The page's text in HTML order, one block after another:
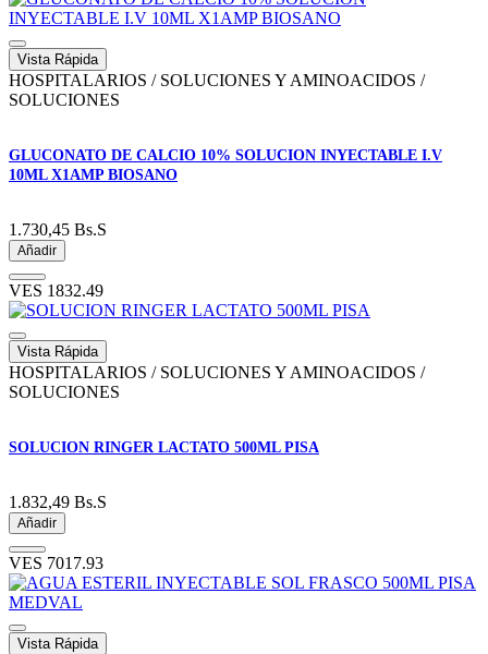
Vista Rápida
HOSPITALARIOS / SOLUCIONES Y AMINOACIDOS /
SOLUCIONES
GLUCONATO DE CALCIO 10% SOLUCION INYECTABLE I.V
10ML X1AMP BIOSANO
1.730,45 Bs.S
Añadir
VES 1832.49
Vista Rápida
HOSPITALARIOS / SOLUCIONES Y AMINOACIDOS /
SOLUCIONES
SOLUCION RINGER LACTATO 500ML PISA
1.832,49 Bs.S
Añadir
VES 7017.93
Vista Rápida